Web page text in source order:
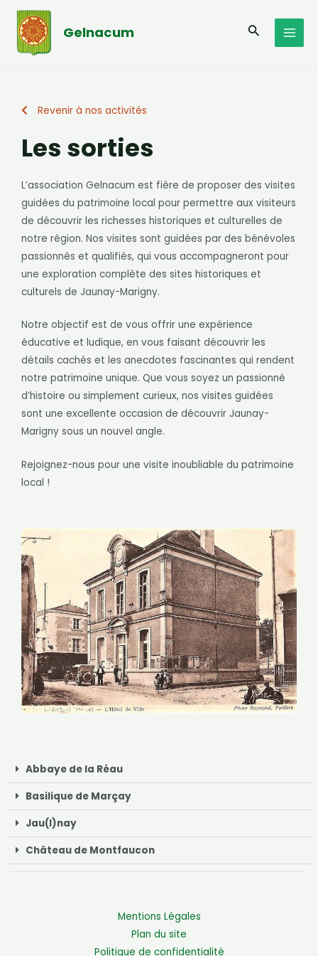
Aller
contenu
Gelnacum
Revenir à nos activités
Les sorties
L’association Gelnacum est fière de proposer des visites
guidées du patrimoine local pour permettre aux visiteurs
de découvrir les richesses historiques et culturelles de
notre région. Nos visites sont guidées par des bénévoles
passionnés et qualifiés, qui vous accompagneront pour
une exploration complète des sites historiques et
culturels de Jaunay-Marigny.
Notre objectif est de vous offrir une expérience
éducative et ludique, en vous faisant découvrir les
détails cachés et les anecdotes fascinantes qui rendent
notre patrimoine unique. Que vous soyez un passionné
d’histoire ou simplement curieux, nos visites guidées
sont une excellente occasion de découvrir Jaunay-
Marigny sous un nouvel angle.
Rejoignez-nous pour une visite inoubliable du patrimoine
local !
Abbaye de la Réau
Basilique de Marçay
Jau(l)nay
Château de Montfaucon
Mentions Légales
Plan du site
Politique de confidentialité